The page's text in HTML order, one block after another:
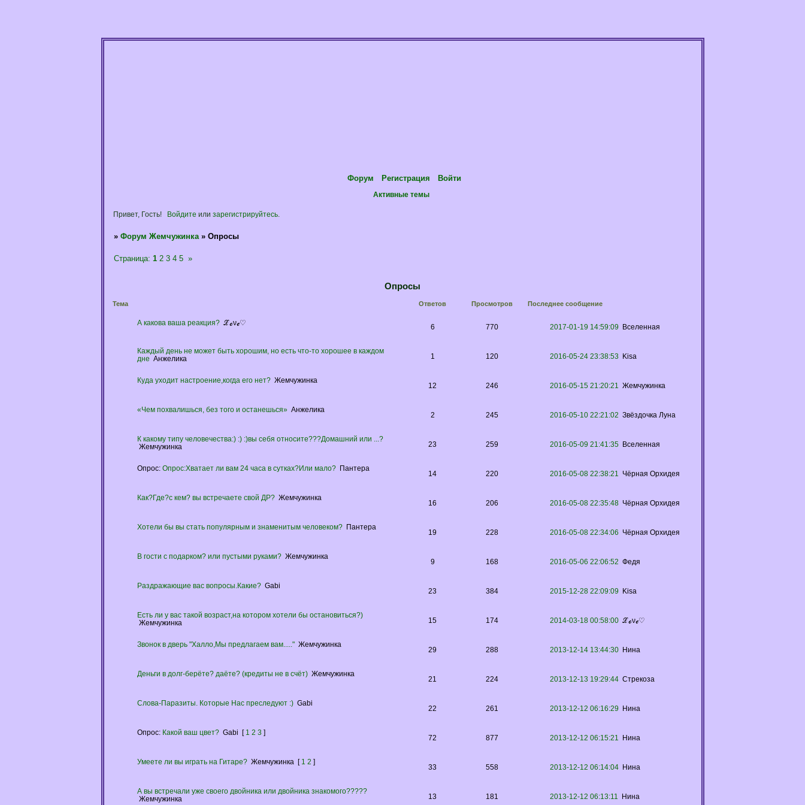
Форум Регистрация Войти
Активные темы
Привет, Гость! Войдите илизарегистрируйтесь
»Форум Жемчужинка »Опросы
Опросы
Страница:1 2 3 4 5 »
Тема Ответов Просмотров Последнее сообщение
А какова ваша реакция? ℒℴνℯ♡
6 770 2017-01-19 14:59:09 Вселенная
Каждый день не может быть хорошим, но есть что-то хорошее в каждом
дне
Анжелика 1 120 2016-05-24 23:38:53 Kisa
Куда уходит настроение,когда его нет? Жемчужинка
12 246 2016-05-15 21:20:21 Жемчужинка
«Чем похвалишься, без того и останешься» Анжелика
2 245 2016-05-10 22:21:02 Звёздочка Луна
К какому типу человечества:) :) :)вы себя относите???Домашний или ...?
Жемчужинка
23 259 2016-05-09 21:41:35 Вселенная
Опрос: Опрос:Хватает ли вам 24 часа в сутках?Или мало? Пантера
14 220 2016-05-08 22:38:21 Чёрная Орхидея
Как?Где?с кем? вы встречаете свой ДР? Жемчужинка
16 206 2016-05-08 22:35:48 Чёрная Орхидея
Хотели бы вы стать популярным и знаменитым человеком? Пантера
19 228 2016-05-08 22:34:06 Чёрная Орхидея
В гости с подарком? или пустыми руками? Жемчужинка
9 168 2016-05-06 22:06:52 Федя
Раздражающие вас вопросы.Какие? Gabi
23 384 2015-12-28 22:09:09 Kisa
Есть ли у вас такой возраст,на котором хотели бы остановиться?)
Жемчужинка
15 174 2014-03-18 00:58:00 ℒℴνℯ♡
Звонок в дверь "Халло,Мы предлагаем вам....." Жемчужинка
29 288 2013-12-14 13:44:30 Нина
Деньги в долг-берёте? даёте? (кредиты не в счёт) Жемчужинка
21 224 2013-12-13 19:29:44 Стрекоза
Слова-Паразиты. Которые Нас преследуют :) Gabi
22 261 2013-12-12 06:16:29 Нина
Опрос: Какой ваш цвет? Gabi [ 1 2 3 ]
72 877 2013-12-12 06:15:21 Нина
Умеете ли вы играть на Гитаре? Жемчужинка [ 1 2 ]
33 558 2013-12-12 06:14:04 Нина
А вы встречали уже своего двойника или двойника знакомого?????
Жемчужинка
13 181 2013-12-12 06:13:11 Нина